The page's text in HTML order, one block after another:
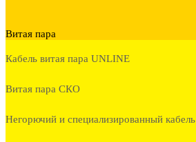
Витая пара
Кабель витая пара UNLINE
Витая пара СКО
Негорючий и специализированный кабель